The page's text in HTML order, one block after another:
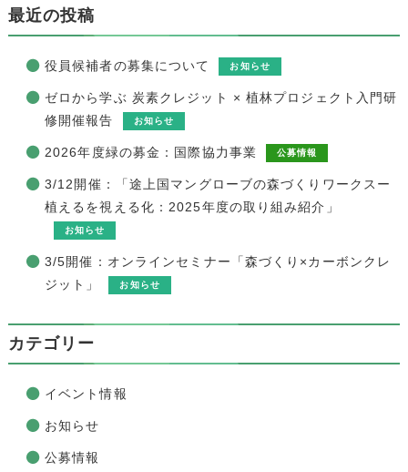
最近の投稿
役員候補者の募集について お知らせ
ゼロから学ぶ 炭素クレジット × 植林プロジェクト入門研
修開催報告
お知らせ
2026年度緑の募金：国際協力事業 公募情報
3/12開催：「途上国マングローブの森づくりワークスー
植えるを視える化：2025年度の取り組み紹介」
お知らせ
3/5開催：オンラインセミナー「森づくり×カーボンクレ
ジット」
お知らせ
カテゴリー
イベント情報
お知らせ
公募情報